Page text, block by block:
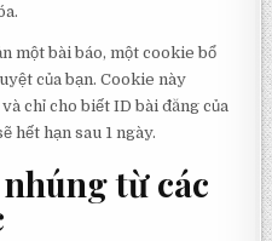
một bài báo, một cookie bổ
của bạn. Cookie này
chỉ cho biết ID bài đăng của
hết hạn sau 1 ngày.
từ các